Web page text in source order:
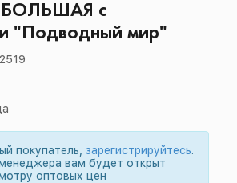
БОЛЬШАЯ с
"Подводный мир"
покупатель, зарегистрируйтесь.
вам будет открыт
оптовых цен